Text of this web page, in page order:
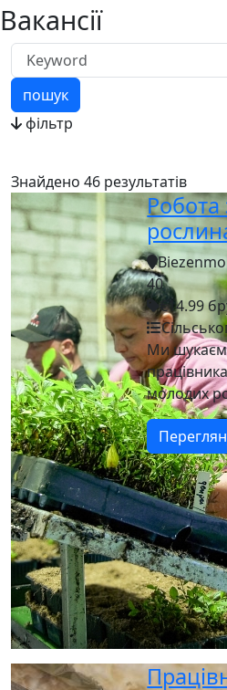
Вакансії
фільтр
пошук
Знайдено 46 результатів
40
€14.99
Ми
молодих